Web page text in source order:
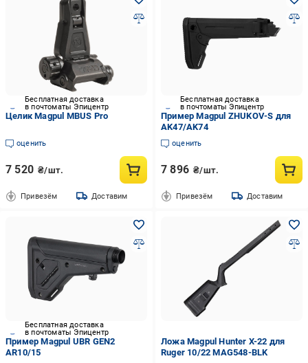
Бесплатная доставка
в почтоматы Эпицентр
Целик Magpul MBUS Pro
оценить
7 520 ₴/шт.
Привезём Доставим
Бесплатная доставка
в почтоматы Эпицентр
Пример Magpul ZHUKOV-S для
AK47/AK74
оценить
7 896 ₴/шт.
Привезём Доставим
Бесплатная доставка
в почтоматы Эпицентр
Пример Magpul UBR GEN2
AR10/15
Ложа Magpul Hunter X-22 для
Ruger 10/22 MAG548-BLK